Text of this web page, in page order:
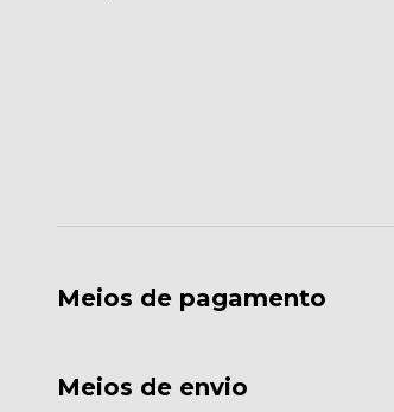
Meios de pagamento
Meios de envio